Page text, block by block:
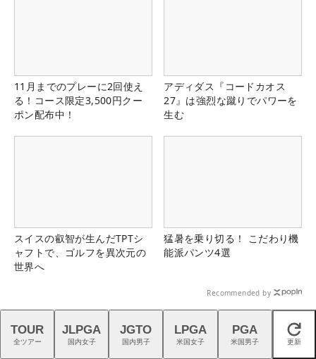
11月までのプレーに2回使え
る！コース限定3,500円クー
ポン配布中！
アディダス『コードカオス
27』は強烈な蹴りでパワーを
生む
スイスの叡智が生んだTPTシ
ャフトで、ゴルフを異次元の
世界へ
猛暑を乗り切る！ こだわり機
能派パンツ4選
Recommended by
閉じる
TOUR
全ツアー
JLPGA
国内女子
JGTO
国内男子
LPGA
米国女子
PGA
米国男子 更新